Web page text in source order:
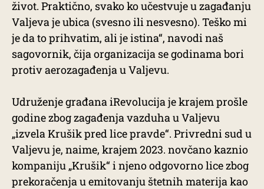
život. Praktično, svako ko učestvuje u zagađanju
Valjeva je ubica (svesno ili nesvesno). Teško mi
je da to prihvatim, ali je istina“, navodi naš
sagovornik, čija organizacija se godinama bori
protiv aerozagađenja u Valjevu.
Udruženje građana iRevolucija je krajem prošle
godine zbog zagađenja vazduha u Valjevu
„izvela Krušik pred lice pravde“. Privredni sud u
Valjevu je, naime, krajem 2023. novčano kaznio
kompaniju „Krušik“ i njeno odgovorno lice zbog
prekoračenja u emitovanju štetnih materija kao